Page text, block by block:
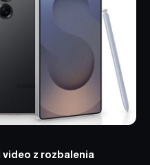
z rozbalenia